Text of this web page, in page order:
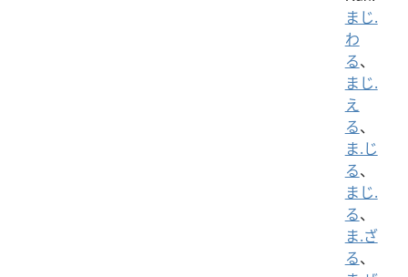
まじ.
わ
る、
まじ.
え
る、
ま.じ
る、
まじ.
る、
ま.ざ
る、